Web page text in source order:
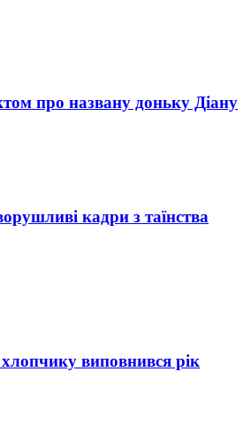
про названу доньку Діану
кадри з таїнства
виповнився рік